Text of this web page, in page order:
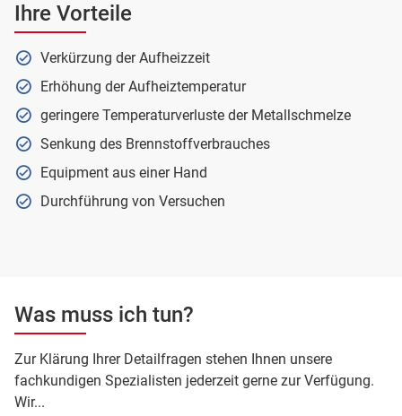
Ihre Vorteile
Verkürzung der Aufheizzeit
Erhöhung der Aufheiztemperatur
geringere Temperaturverluste der Metallschmelze
Senkung des Brennstoffverbrauches
Equipment aus einer Hand
Durchführung von Versuchen
Was muss ich tun?
Zur Klärung Ihrer Detailfragen stehen Ihnen unsere
fachkundigen Spezialisten jederzeit gerne zur Verfügung.
Wir...